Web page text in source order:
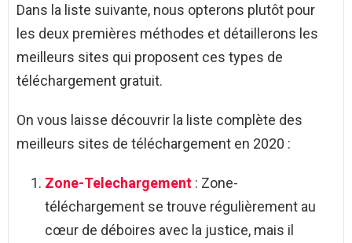
Dans la liste suivante, nous opterons plutôt pour
les deux premières méthodes et détaillerons les
meilleurs sites qui proposent ces types de
téléchargement gratuit.
On vous laisse découvrir la liste complète des
meilleurs sites de téléchargement en 2020 :
Zone-Telechargement : Zone-
téléchargement se trouve régulièrement au
cœur de déboires avec la justice, mais il